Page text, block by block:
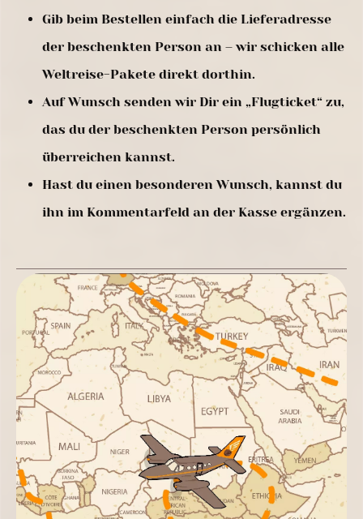
Gib beim Bestellen einfach die Lieferadresse
der beschenkten Person an – wir schicken alle
Weltreise-Pakete direkt dorthin.
Auf Wunsch senden wir Dir ein „Flugticket“ zu,
das du der beschenkten Person persönlich
überreichen kannst.
Hast du einen besonderen Wunsch, kannst du
ihn im Kommentarfeld an der Kasse ergänzen.